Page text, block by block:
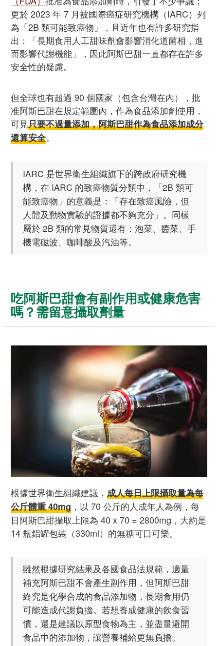
更於 2023 年 7 月被國際癌症研究機構（IARC）列
為「2B 類可能致癌物」，且近年也有許多研究指
出：「長期食用人工甜味劑會影響消化道菌相，進
而影響代謝機能」，因此阿斯巴甜一直都存在許多
安全性的疑慮。
但全球也有超過 90 個國家（包含台灣在內），批
准阿斯巴甜在規定範圍內，作為食品添加劑使用，
可見只要不過量添加，阿斯巴甜作為食品添加成分
還算安全。
IARC 是世界衛生組織旗下的跨政府研究機
構，在 IARC 的致癌物質分類中，「2B 類可
能致癌物」的意義是：「存在致癌風險，但
人體及動物實驗的證據都不夠充分」。同樣
屬於 2B 類的常見物質還有：泡菜、醬菜、手
機電磁波、咖啡酸及汽油等。
吃阿斯巴甜會有副作用或健康危害
嗎？需留意攝取劑量
根據世界衛生組織建議， 成人每日上限攝取量為每
公斤體重 40mg ，以 70 公斤的人成年人為例，每
日阿斯巴甜攝取上限為 40 x 70 = 2800mg，大約是
14 瓶鋁罐包裝（330ml）的無糖可口可樂。
雖然根據研究結果及各國食品法規範，適量
補充阿斯巴甜不會產生副作用，但阿斯巴甜
終究是化學合成的食品添加物，長期食用仍
可能造成代謝負擔。若想養成健康的飲食習
慣，還是建議以原型食物為主，並盡量避開
食品中的添加物，讓營養補給更無負擔。